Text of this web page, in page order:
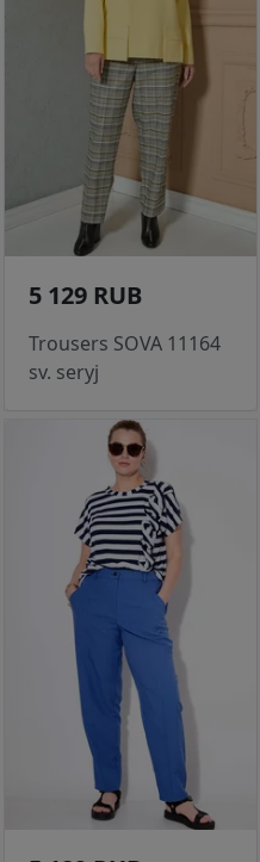
5 129 RUB
Trousers SOVA 11164
sv. seryj